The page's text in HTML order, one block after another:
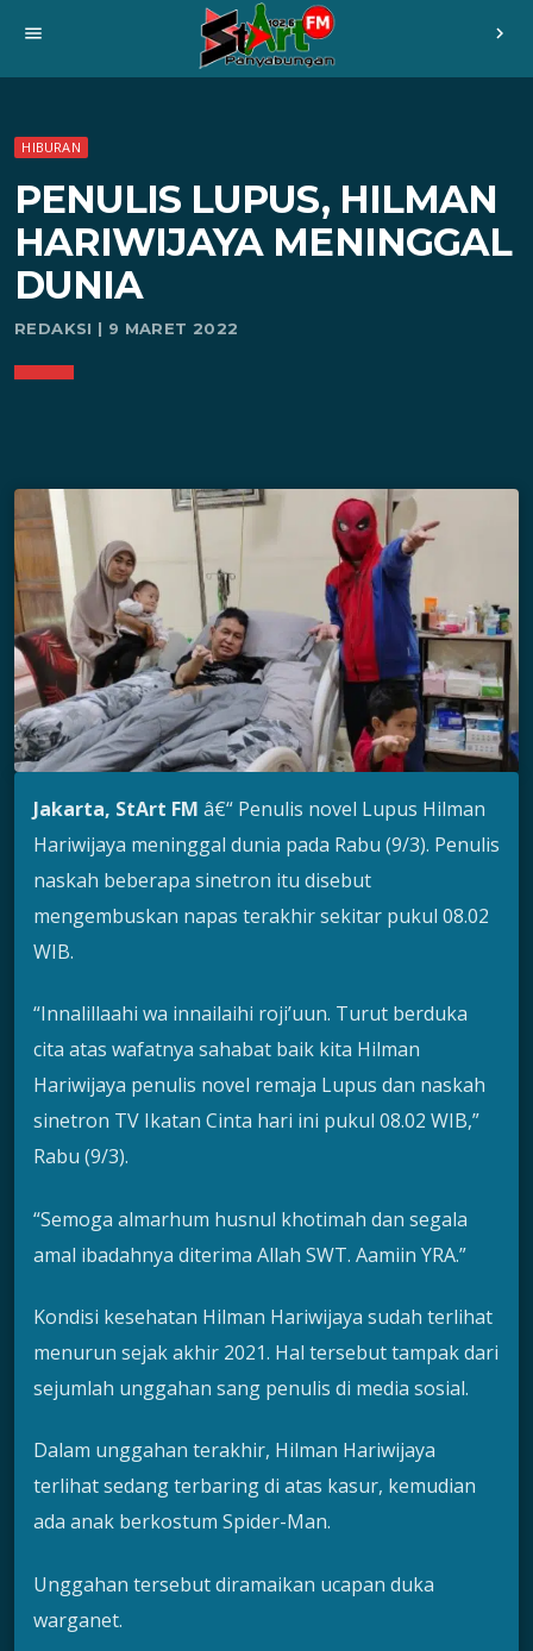
menu chevron_right
HIBURAN
PENULIS LUPUS, HILMAN
HARIWIJAYA MENINGGAL
DUNIA
REDAKSI | 9 MARET 2022
Jakarta, StArt FM â€“ Penulis novel Lupus Hilman
Hariwijaya meninggal dunia pada Rabu (9/3). Penulis
naskah beberapa sinetron itu disebut
mengembuskan napas terakhir sekitar pukul 08.02
WIB.
“Innalillaahi wa innailaihi roji’uun. Turut berduka
cita atas wafatnya sahabat baik kita Hilman
Hariwijaya penulis novel remaja Lupus dan naskah
sinetron TV Ikatan Cinta hari ini pukul 08.02 WIB,”
Rabu (9/3).
“Semoga almarhum husnul khotimah dan segala
amal ibadahnya diterima Allah SWT. Aamiin YRA.”
Kondisi kesehatan Hilman Hariwijaya sudah terlihat
menurun sejak akhir 2021. Hal tersebut tampak dari
sejumlah unggahan sang penulis di media sosial.
Dalam unggahan terakhir, Hilman Hariwijaya
terlihat sedang terbaring di atas kasur, kemudian
ada anak berkostum Spider-Man.
Unggahan tersebut diramaikan ucapan duka
warganet.